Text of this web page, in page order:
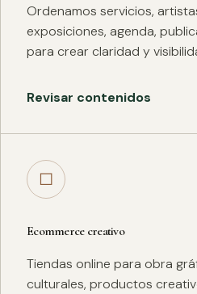
Ordenamos servicios,
exposiciones, agenda,
para crear claridad y
Revisar contenidos
□
Ecommerce creativo
Tiendas online para obra
culturales, productos